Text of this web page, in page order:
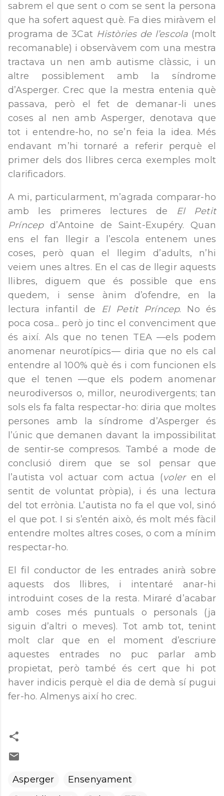
sabrem el que sent o com se sent la persona
que ha sofert aquest què. Fa dies miràvem el
programa de 3Cat Històries de l’escola (molt
recomanable) i observàvem com una mestra
tractava un nen amb autisme clàssic, i un
altre possiblement amb la síndrome
d’Asperger. Crec que la mestra entenia què
passava, però el fet de demanar-li unes
coses al nen amb Asperger, denotava que
tot i entendre-ho, no se’n feia la idea. Més
endavant m’hi tornaré a referir perquè el
primer dels dos llibres cerca exemples molt
clarificadors.
A mi, particularment, m’agrada comparar-ho
amb les primeres lectures de
El Petit
Príncepd’Antoine de Saint-Exupéry. Quan
ens el fan llegir a l’escola entenem unes
coses, però quan el llegim d’adults, n’hi
veiem unes altres. En el cas de llegir aquests
llibres, diguem que és possible que ens
quedem, i sense ànim d’ofendre, en la
lectura infantil de El Petit Príncep. No és
poca cosa... però jo tinc el convenciment que
és així. Als que no tenen TEA —els podem
anomenar neurotípics— diria que no els cal
entendre al 100% què és i com funcionen els
que el tenen —que els podem anomenar
neurodiversos o, millor, neurodivergents; tan
sols els fa falta respectar-ho: diria que moltes
persones amb la síndrome d’Asperger és
l’únic que demanen davant la impossibilitat
de sentir-se compresos. També a mode de
conclusió direm que se sol pensar que
l’autista vol actuar com actua (voleren el
sentit de voluntat pròpia), i és una lectura
del tot errònia. L’autista no fa el que vol, sinó
el que pot. I si s’entén això, és molt més fàcil
entendre moltes altres coses, o com a mínim
respectar-ho.
El fil conductor de les entrades anirà sobre
aquests dos llibres, i intentaré anar-hi
introduint coses de la resta. Miraré d’acabar
amb coses més puntuals o personals (ja
siguin d’altri o meves). Tot amb tot, tenint
molt clar que en el moment d’escriure
aquestes entrades no puc parlar amb
propietat, però també és cert que hi pot
haver indicis perquè el dia de demà sí pugui
fer-ho. Almenys així ho crec.
Asperger
Ensenyament